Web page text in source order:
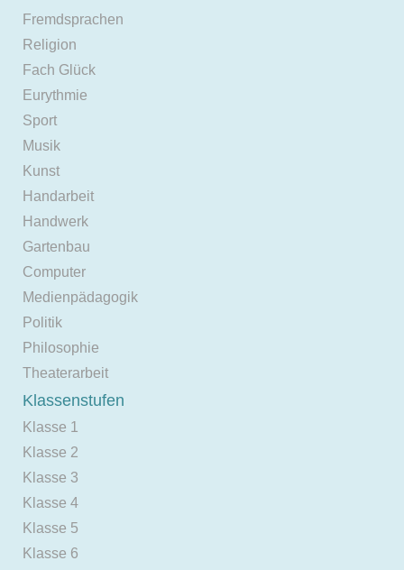
Fremdsprachen
Religion
Fach Glück
Eurythmie
Sport
Musik
Kunst
Handarbeit
Handwerk
Gartenbau
Computer
Medienpädagogik
Politik
Philosophie
Theaterarbeit
Klassenstufen
Klasse 1
Klasse 2
Klasse 3
Klasse 4
Klasse 5
Klasse 6